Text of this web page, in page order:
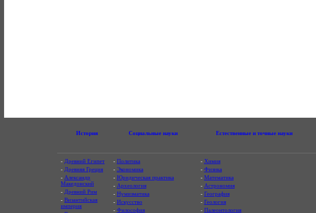
История Социальные науки Естественные и точные науки
- Древний Египет
- Древняя Греция
- Александр
Македонский
- Древний Рим
- Византийская
империя
- Политика
- Экономика
- Юридическая практика
- Археология
- Нумизматика
- Искусство
- Философия
- Химия
- Физика
- Математика
- Астрономия
- География
- Геология
- Палеонтология